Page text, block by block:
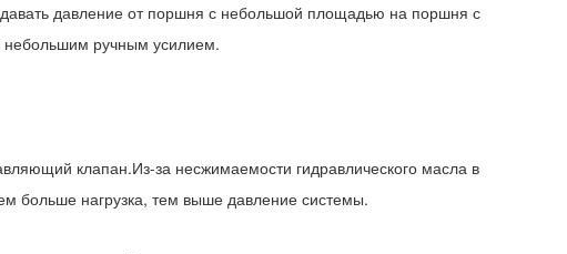
давление от поршня с небольшой площадью на поршня с
небольшим ручным усилием.
клапан.Из-за несжимаемости гидравлического масла в
больше нагрузка, тем выше давление системы.